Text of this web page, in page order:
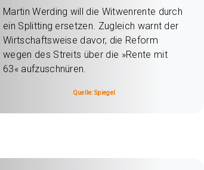
Martin Werding will die Witwenrente durch
ein Splitting ersetzen. Zugleich warnt der
Wirtschaftsweise davor, die Reform
wegen des Streits über die »Rente mit
63« aufzuschnüren.
Quelle: Spiegel